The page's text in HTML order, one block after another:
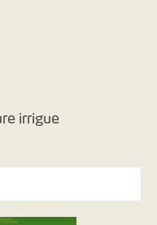
irrigue